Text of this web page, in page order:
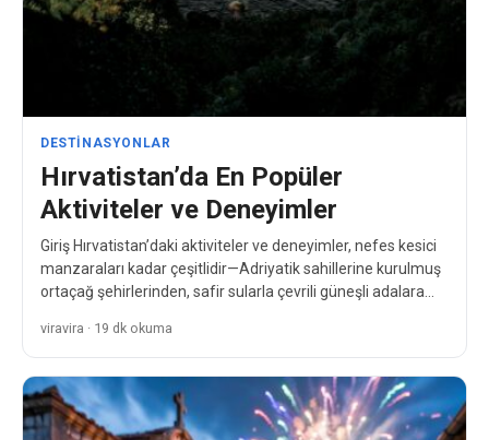
DESTINASYONLAR
Hırvatistan’da En Popüler
Aktiviteler ve Deneyimler
Giriş Hırvatistan’daki aktiviteler ve deneyimler, nefes kesici
manzaraları kadar çeşitlidir—Adriyatik sahillerine kurulmuş
ortaçağ şehirlerinden, safir sularla çevrili güneşli adalara
viravira · 19 dk okuma